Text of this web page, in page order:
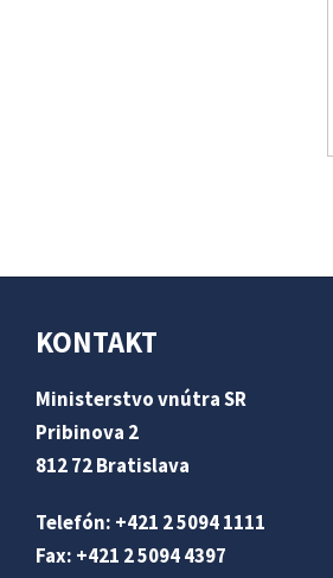
KONTAKT
Ministerstvo vnútra SR
Pribinova 2
812 72 Bratislava
Telefón: +421 2 5094 1111
Fax: +421 2 5094 4397